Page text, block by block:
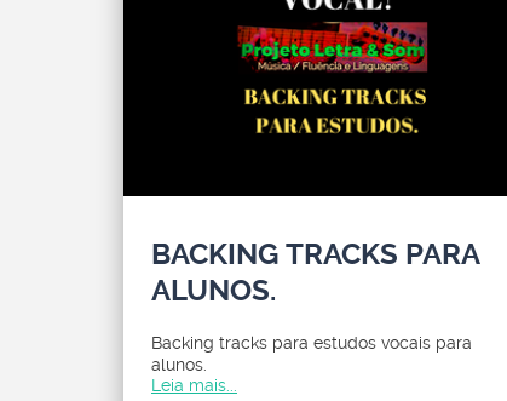
BACKING TRACKS PARA
ALUNOS.
Backing tracks para estudos vocais para
alunos.
Leia mais...